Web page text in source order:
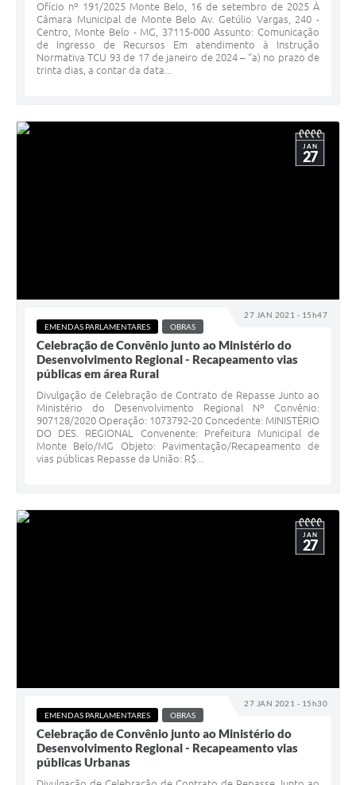
Ofício nº 191/2025 Monte Belo, 16 de setembro de 2025 À
Câmara Municipal de Monte Belo Av. Getúlio Vargas, 240 -
Centro, Monte Belo - MG, 37115-000 Assunto: Comunicação
de Ingresso de Recursos Em atendimento à Instrução
Normativa TCU 93 de 17 de janeiro de 2024 – “a) no prazo de
trinta dias, a contar da data...
27 JAN 2021 - 15h47
JAN
27
EMENDAS PARLAMENTARES OBRAS
Celebração de Convênio junto ao Ministério do
Desenvolvimento Regional - Recapeamento vias
públicas em área Rural
Divulgação de Celebração de Contrato de Repasse Junto ao
Ministério do Desenvolvimento Regional Nº Convênio:
907128/2020 Operação: 1073792-20 Concedente: MINISTÉRIO
DO DES. REGIONAL Convenente: Prefeitura Municipal de
Monte Belo/MG Objeto: Pavimentação/Recapeamento de
vias públicas Repasse da União: R$...
27 JAN 2021 - 15h30
JAN
27
EMENDAS PARLAMENTARES OBRAS
Celebração de Convênio junto ao Ministério do
Desenvolvimento Regional - Recapeamento vias
públicas Urbanas